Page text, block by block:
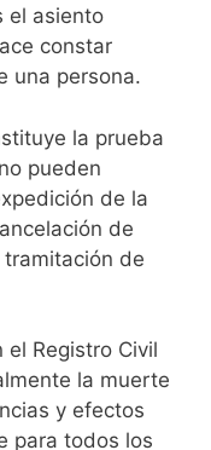
el asiento
constar
una persona.
la prueba
pueden
de la
de
de
Registro Civil
la muerte
y efectos
para todos los